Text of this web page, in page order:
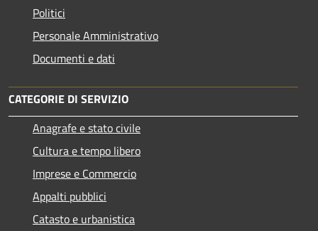
Politici
Personale Amministrativo
Documenti e dati
CATEGORIE DI SERVIZIO
Anagrafe e stato civile
Cultura e tempo libero
Imprese e Commercio
Appalti pubblici
Catasto e urbanistica